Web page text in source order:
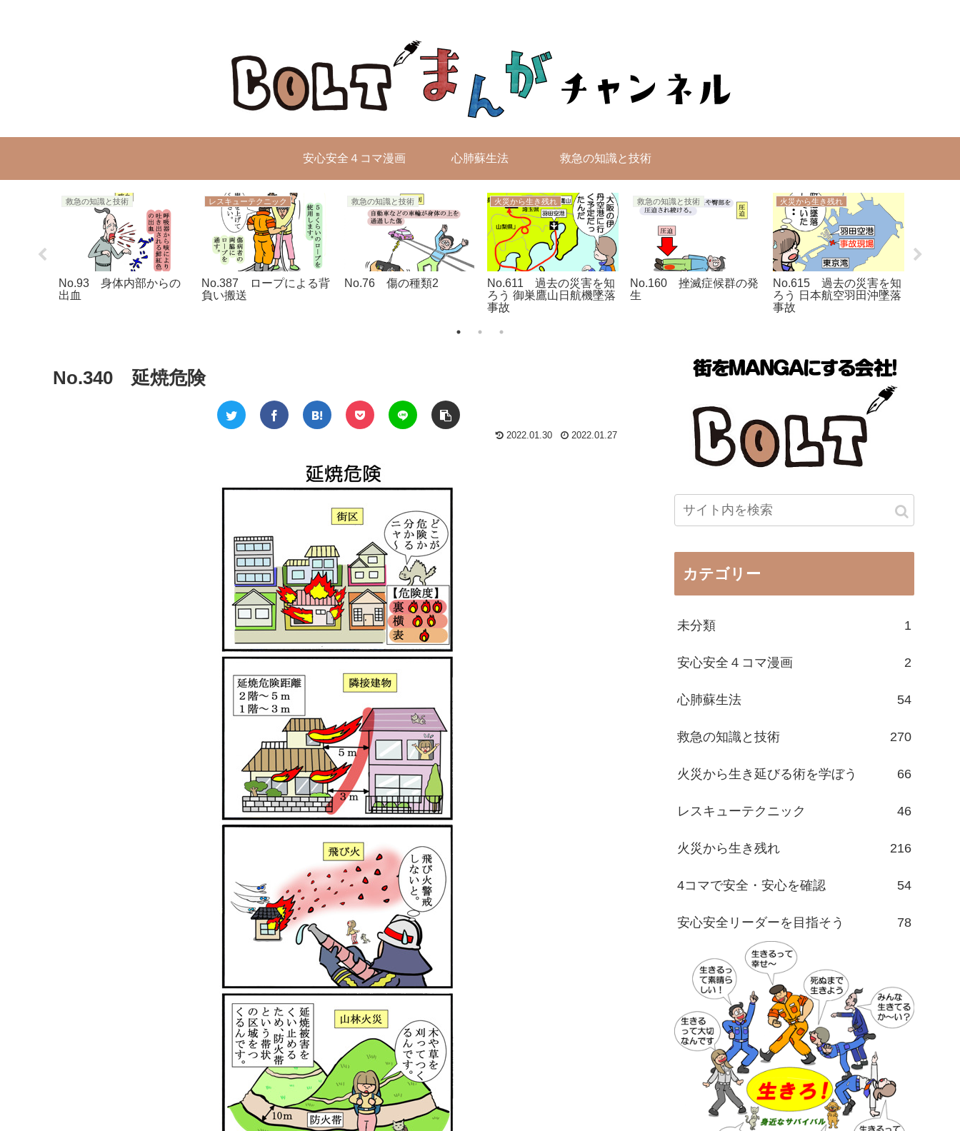
安心安全４コマ漫画 心肺蘇生法 救急の知識と技術
救急の知識と技術
No.93 身体内部からの
出血
レスキューテクニック
No.387 ロープによる背
負い搬送
救急の知識と技術
No.76 傷の種類2
火災から生き残れ
No.611 過去の災害を知
ろう 御巣鷹山日航機墜落
事故
救急の知識と技術
No.160 挫滅症候群の発
生
火災から生き残れ
No.615 過去の災害を知
ろう 日本航空羽田沖墜落
事故
No.340 延焼危険
2022.01.30 2022.01.27
カテゴリー
未分類 1
安心安全４コマ漫画 2
心肺蘇生法 54
救急の知識と技術 270
火災から生き延びる術を学ぼう 66
レスキューテクニック 46
火災から生き残れ 216
4コマで安全・安心を確認 54
安心安全リーダーを目指そう 78